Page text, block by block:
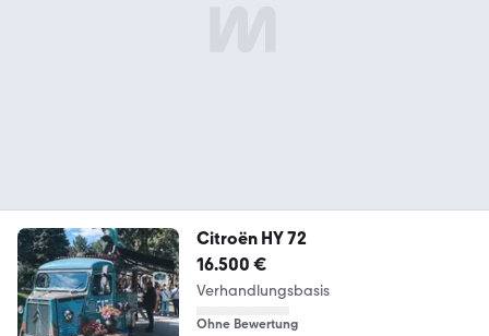
Citroën HY 72
16.500 €
Verhandlungsbasis
Ohne Bewertung